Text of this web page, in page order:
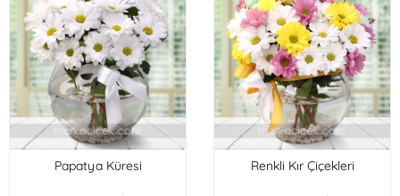
Papatya Küresi Renkli Kır Çiçekleri